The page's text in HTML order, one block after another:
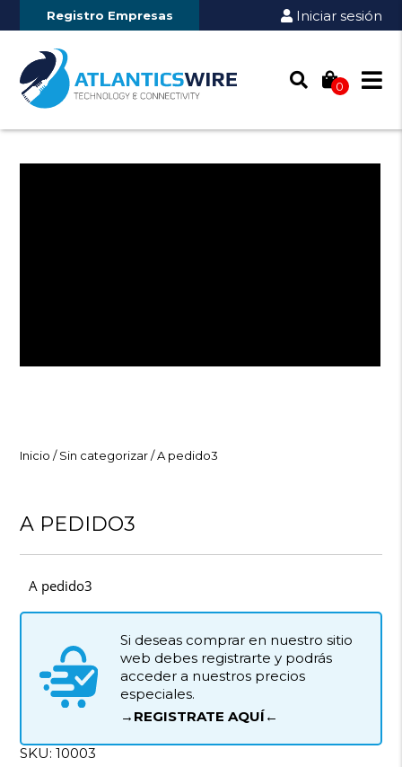
Registro Empresas Iniciar sesión
0
Inicio /Sin categorizar/ A pedido3
A PEDIDO3
A pedido3
Si deseas comprar en nuestro sitio
web debes registrarte y podrás
acceder a nuestros precios
especiales.
→REGISTRATE AQUÍ←
SKU:10003